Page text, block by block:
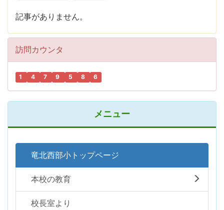
記事がありません。
訪問カウンタ
1 4 7 9 5 8 6
メニュー
竜北西部小トップページ
本校の教育
校長室より